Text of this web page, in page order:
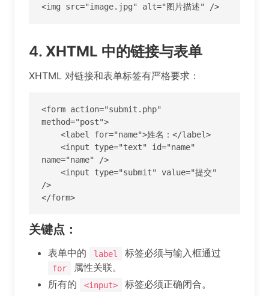
<img src="image.jpg" alt="图片描述" />
4. XHTML 中的链接与表单
XHTML 对链接和表单标签有严格要求：
<form action="submit.php"
method="post">
name="name" />
/>
</form>
关键点：
表单中的 label 标签必须与输入框通过
for
属性关联。
所有的
<input> 标签必须正确闭合。